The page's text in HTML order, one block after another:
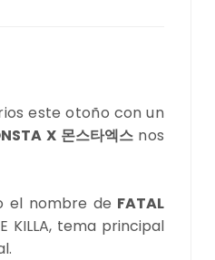
este otoño con un
X 몬스타엑스 nos
el nombre de FATAL
KILLA, tema principal